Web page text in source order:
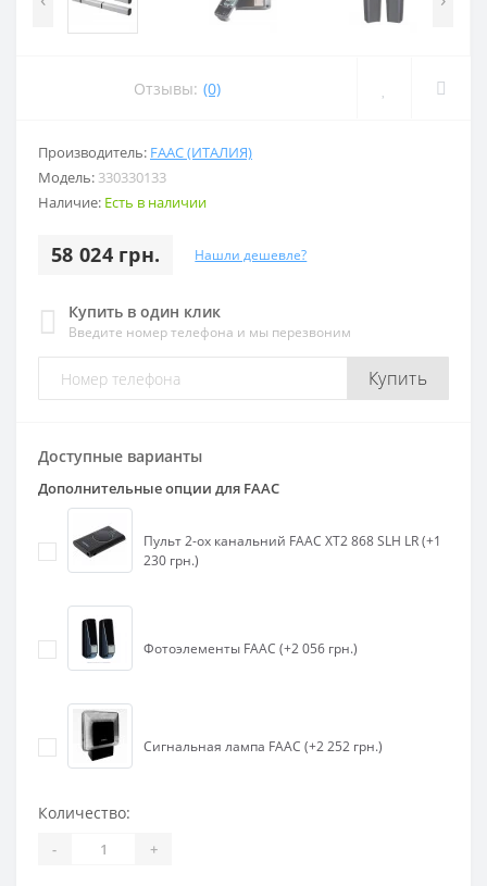
Отзывы: (0)
Производитель: FAAC (ИТАЛИЯ)
Модель: 330330133
Наличие: Есть в наличии
58 024 грн. Нашли дешевле?
Купить в один клик
Введите номер телефона и мы перезвоним
Купить
Доступные варианты
Дополнительные опции для FAAC
Пульт 2-ох канальний FAAC XT2 868 SLH LR (+1
230 грн.)
Фотоэлементы FAAC (+2 056 грн.)
Сигнальная лампа FAAC (+2 252 грн.)
Количество:
- +